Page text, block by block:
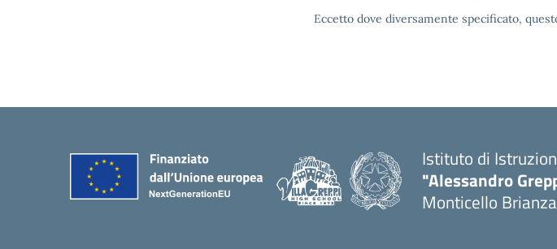
Eccetto dove diversamente specificato,
Istituto di
"Alessandro
Monticello